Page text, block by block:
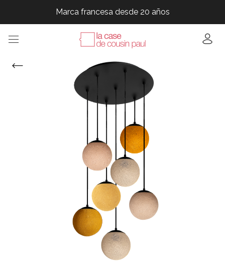
Marca francesa desde 20 años
Marca francesa desde 20 años
Marca francesa desde 20 años